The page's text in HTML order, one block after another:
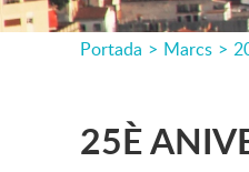
Portada > Marcs >
25È